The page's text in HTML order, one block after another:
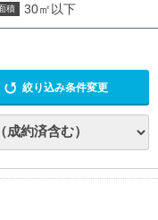
積 30㎡以下
絞り込み条件変更